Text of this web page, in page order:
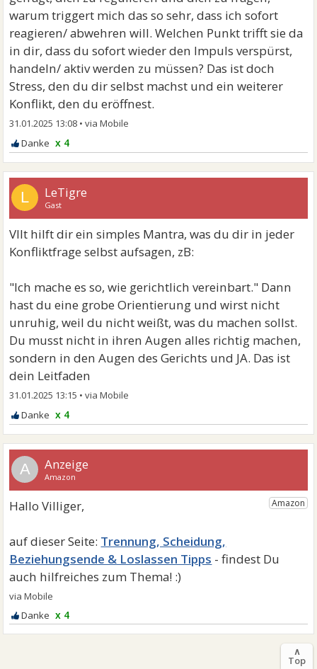
warum triggert mich das so sehr, dass ich sofort
reagieren/ abwehren will. Welchen Punkt trifft sie da
in dir, dass du sofort wieder den Impuls verspürst,
handeln/ aktiv werden zu müssen? Das ist doch
Stress, den du dir selbst machst und ein weiterer
Konflikt, den du eröffnest.
31.01.2025 13:08 •
x 4
L LeTigre
Gast
Vllt hilft dir ein simples Mantra, was du dir in jeder
Konfliktfrage selbst aufsagen, zB:
"Ich mache es so, wie gerichtlich vereinbart." Dann
hast du eine grobe Orientierung und wirst nicht
unruhig, weil du nicht weißt, was du machen sollst.
Du musst nicht in ihren Augen alles richtig machen,
sondern in den Augen des Gerichts und JA. Das ist
dein Leitfaden
31.01.2025 13:15 •
x 4
A
Trennung, Scheidung,
Beziehungsende & Loslassen Tipps
x 4
∧
Top